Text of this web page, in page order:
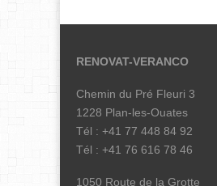
RENOVAT-VERANCO
Chemin du Pré Fleuri 3
1228 Plan-les-Ouates
Tél : +41 77 448 84 92
Tél : +41 76 616 78 46
1050 Route de la Grotte